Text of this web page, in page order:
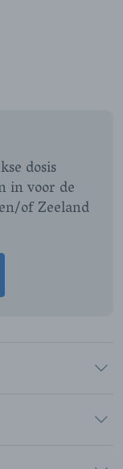
dosis
in voor de
of Zeeland